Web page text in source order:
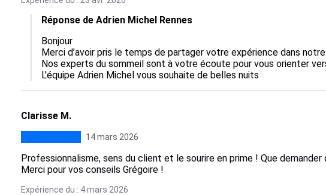
Réponse de Adrien Michel Rennes
Bonjour
Merci d’avoir pris le temps de partager votre expérience dans notre
Nos experts du sommeil sont à votre écoute pour vous orienter
L'équipe Adrien Michel vous souhaite de belles nuits
Clarisse M.
14 mars 2026
Professionnalisme, sens du client et le sourire en prime ! Que
Merci pour vos conseils Grégoire !
Expérience du : 4 mars 2026